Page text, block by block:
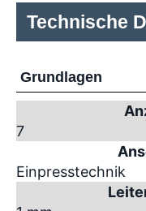
Technische
Grundlagen
7
Einpresstechnik